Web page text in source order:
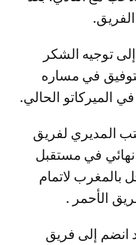
توجيه الشكر
في مساره
الميركاتو الحالي.
المديري لفريق
نهائي في مستقبل
بالمغرب لاتمام
الأحمر .
انضم إلى فريق